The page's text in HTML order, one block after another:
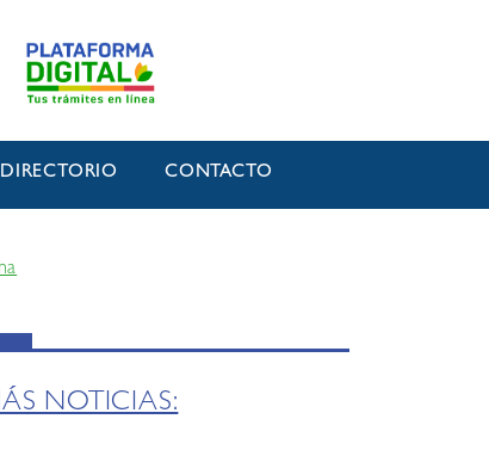
DIRECTORIO CONTACTO
NOTICIAS: